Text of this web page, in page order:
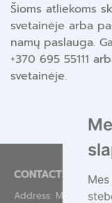
Šioms atliekoms
svetainėje arba
namų paslauga.
+370 695 55111
svetainėje.
CONTACTS
Address: Mindaugo g.